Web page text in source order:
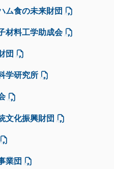
ム食の未来財団
材料工学助成会
団
学研究所
文化振興財団
業団